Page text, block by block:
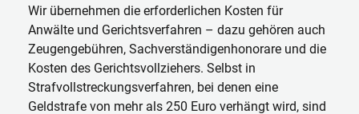
Wir übernehmen die erforderlichen Kosten für
Anwälte und Gerichtsverfahren – dazu gehören auch
Zeugengebühren, Sachverständigenhonorare und die
Kosten des Gerichtsvollziehers. Selbst in
Strafvollstreckungsverfahren, bei denen eine
Geldstrafe von mehr als 250 Euro verhängt wird, sind